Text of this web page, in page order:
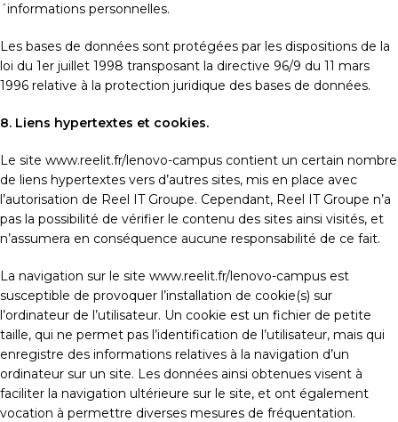
´informations personnelles.
Les bases de données sont protégées par les dispositions de la
loi du 1er juillet 1998 transposant la directive 96/9 du 11 mars
1996 relative à la protection juridique des bases de données.
8. Liens hypertextes et cookies.
Le site www.reelit.fr/lenovo-campus contient un certain nombre
de liens hypertextes vers d’autres sites, mis en place avec
l’autorisation de Reel IT Groupe. Cependant, Reel IT Groupe n’a
pas la possibilité de vérifier le contenu des sites ainsi visités, et
n’assumera en conséquence aucune responsabilité de ce fait.
La navigation sur le site www.reelit.fr/lenovo-campus est
susceptible de provoquer l’installation de cookie(s) sur
l’ordinateur de l’utilisateur. Un cookie est un fichier de petite
taille, qui ne permet pas l’identification de l’utilisateur, mais qui
enregistre des informations relatives à la navigation d’un
ordinateur sur un site. Les données ainsi obtenues visent à
faciliter la navigation ultérieure sur le site, et ont également
vocation à permettre diverses mesures de fréquentation.